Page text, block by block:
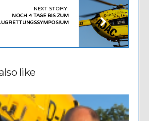
NEXT STORY:
NOCH 4 TAGE BIS ZUM
like